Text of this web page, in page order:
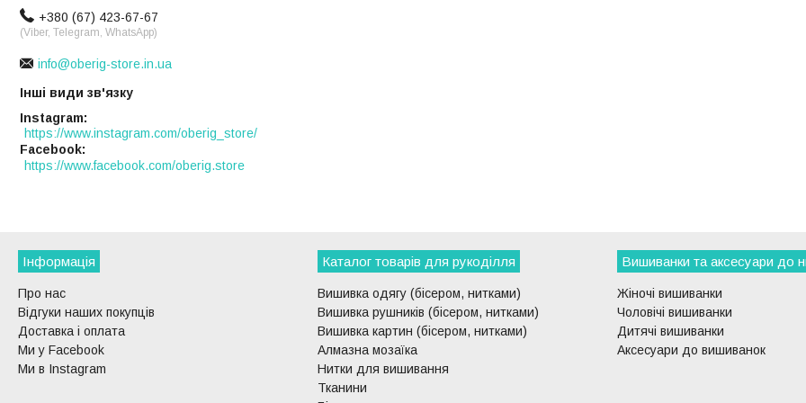
+380 (67) 423-67-67
(Viber, Telegram, WhatsApp)
info@oberig-store.in.ua
Інші види зв'язку
Instagram
https://www.instagram.com/oberig_store/
Facebook
https://www.facebook.com/oberig.store
Інформація
Про нас
Відгуки наших покупців
Доставка і оплата
Ми у Facebook
Ми в Instagram
Каталог товарів для рукоділля
Вишивка одягу (бісером, нитками)
Вишивка рушників (бісером, нитками)
Вишивка картин (бісером, нитками)
Алмазна мозаїка
Нитки для вишивання
Тканини
Вишиванки та аксесуари до
Жіночі вишиванки
Чоловічі вишиванки
Дитячі вишиванки
Аксесуари до вишиванок